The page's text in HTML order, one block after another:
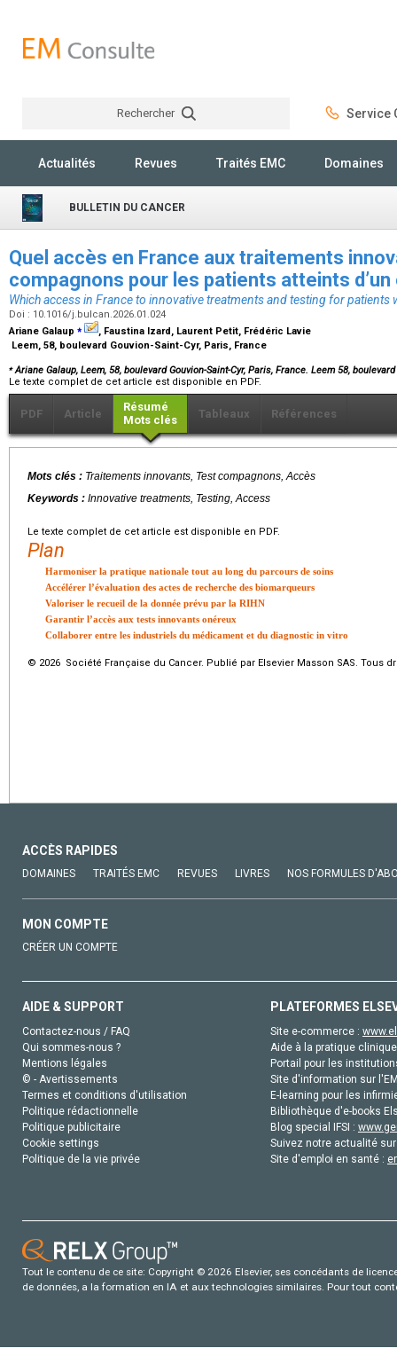
Rechercher Service
Actualités Revues Traités EMC Domaines
BULLETIN DU CANCER
Quel accès en France aux traitements
compagnons pour les patients atteints
Which access in France to innovative treatments and testing for patients
Doi : 10.1016/j.bulcan.2026.01.024
Ariane Galaup ⁎
, Faustina Izard, Laurent Petit, Frédéric Lavie
Leem, 58, boulevard Gouvion-Saint-Cyr, Paris, France
⁎Ariane Galaup, Leem, 58, boulevard Gouvion-Saint-Cyr, Paris, France. Leem 58,
Le texte complet de cet article est disponible en PDF.
PDF Article
Résumé
Mots clés
Tableaux Références
Mots clés : Traitements innovants, Test compagnons, Accès
Keywords : Innovative treatments, Testing, Access
Le texte complet de cet article est disponible en PDF.
Plan
Harmoniser la pratique nationale tout au long du parcours de soins
Accélérer l’évaluation des actes de recherche des biomarqueurs
Valoriser le recueil de la donnée prévu par la RIHN
Garantir l’accès aux tests innovants onéreux
Collaborer entre les industriels du médicament et du diagnostic in vitro
© 2026 Société Française du Cancer. Publié par Elsevier Masson SAS. Tous
ACCÈS RAPIDES
DOMAINES TRAITÉS EMC REVUES LIVRES NOS FORMULES
MON COMPTE
CRÉER UN COMPTE
AIDE & SUPPORT
Contactez-nous / FAQ
Qui sommes-nous ?
Mentions légales
© - Avertissements
Termes et conditions d'utilisation
Politique rédactionnelle
Politique publicitaire
Cookie settings
Politique de la vie privée
PLATEFORMES
Site e-commerce :
Aide à la pratique
Portail pour les
Site d'information sur
E-learning pour les
Bibliothèque d'e-books
Blog special IFSI :
Suivez notre actualité
Site d'emploi en santé :
Tout le contenu de ce site: Copyright © 2026 Elsevier, ses concédants de
de données, a la formation en IA et aux technologies similaires. Pour tout